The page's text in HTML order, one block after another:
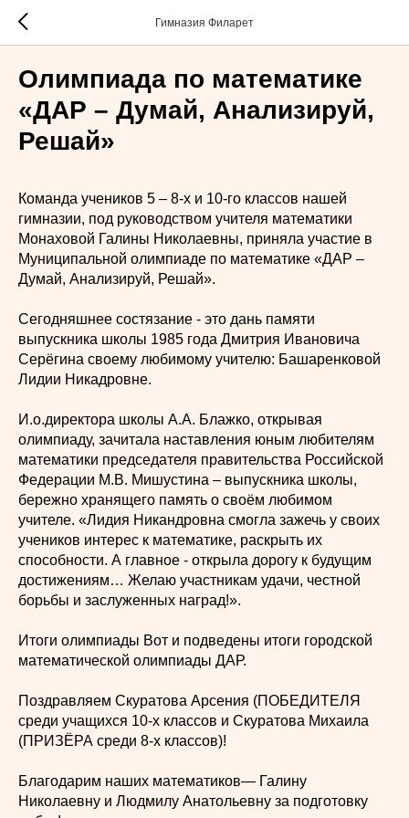
Гимназия Филарет
Олимпиада по математике
«ДАР – Думай, Анализируй,
Решай»
Команда учеников 5 – 8-х и 10-го классов нашей
гимназии, под руководством учителя математики
Монаховой Галины Николаевны, приняла участие в
Муниципальной олимпиаде по математике «ДАР –
Думай, Анализируй, Решай».
Сегодняшнее состязание - это дань памяти
выпускника школы 1985 года Дмитрия Ивановича
Серёгина своему любимому учителю: Башаренковой
Лидии Никадровне.
И.о.директора школы А.А. Блажко, открывая
олимпиаду, зачитала наставления юным любителям
математики председателя правительства Российской
Федерации М.В. Мишустина – выпускника школы,
бережно хранящего память о своём любимом
учителе. «Лидия Никандровна смогла зажечь у своих
учеников интерес к математике, раскрыть их
способности. А главное - открыла дорогу к будущим
достижениям… Желаю участникам удачи, честной
борьбы и заслуженных наград!».
Итоги олимпиады Вот и подведены итоги городской
математической олимпиады ДАР.
Поздравляем Скуратова Арсения (ПОБЕДИТЕЛЯ
среди учащихся 10-х классов и Скуратова Михаила
(ПРИЗЁРА среди 8-х классов)!
Благодарим наших математиков— Галину
Николаевну и Людмилу Анатольевну за подготовку